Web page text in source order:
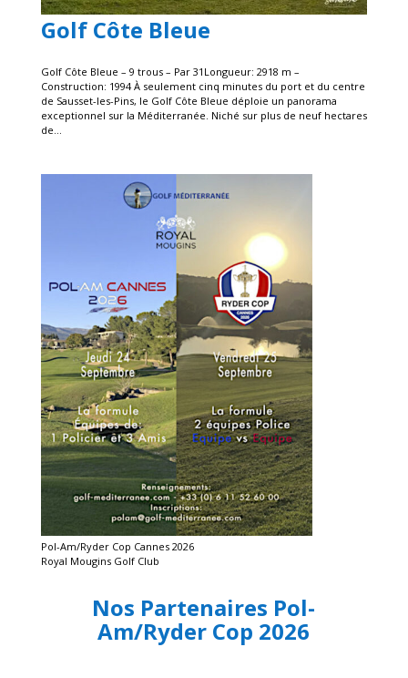
Golf Côte Bleue
Golf Côte Bleue – 9 trous – Par 31Longueur: 2918 m –
Construction: 1994 À seulement cinq minutes du port et du centre
de Sausset-les-Pins, le Golf Côte Bleue déploie un panorama
exceptionnel sur la Méditerranée. Niché sur plus de neuf hectares
de...
Pol-Am/Ryder Cop Cannes 2026
Royal Mougins Golf Club
Nos Partenaires Pol-
Am/Ryder Cop 2026